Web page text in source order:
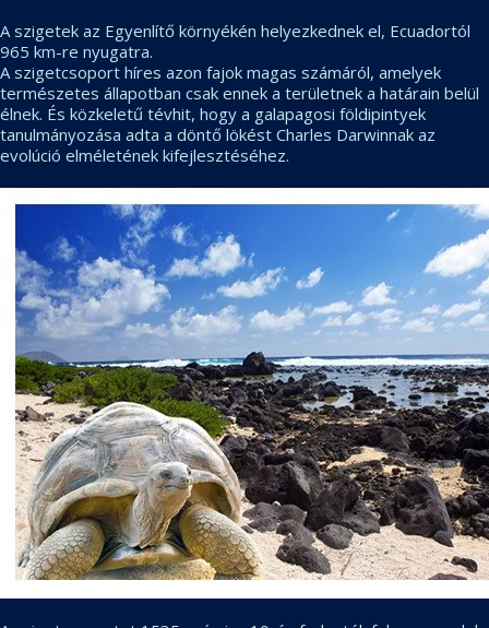
A szigetek az Egyenlítő környékén helyezkednek el, Ecuadortól
965 km-re nyugatra.
A szigetcsoport híres azon fajok magas számáról, amelyek
természetes állapotban csak ennek a területnek a határain belül
élnek. És közkeletű tévhit, hogy a galapagosi földipintyek
tanulmányozása adta a döntő lökést Charles Darwinnak az
evolúció elméletének kifejlesztéséhez.